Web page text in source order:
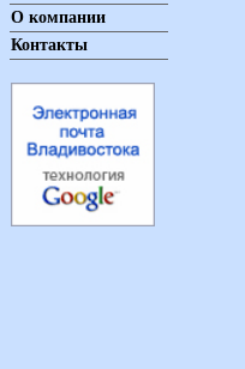
О компании
Контакты